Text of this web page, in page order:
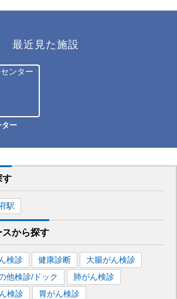
最近見た施設
ター
す
駅
スから探す
検診 健康診断
大腸がん検診
他検診/ドック
肺がん検診
検診
胃がん検診